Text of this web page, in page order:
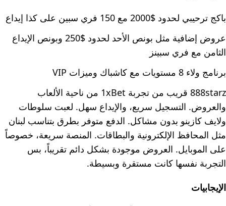
باكج ترحيبي لحدود $2000 مع 150 فري سبين على كذا إيداع
عروض إضافية مثل بونص الأحد لحدود $250 وبونص الإيداع
الثامن مع فري سبينز
برنامج ولاء 8 مستويات مع كاشباك وميزات VIP
888starz قريب من تجربة 1xBet من ناحية الألعاب
والعروض. التسجيل سريع، والإيداع سهل. لعبت سلوطات
ولايف كازينو بدون مشاكل. الدفع متوفر بطرق بتناسب لبنان
مثل المحافظ الإلكترونية والبطاقات. المنصة سريعة، خصوصاً
على الموبايل. العروض موجودة بشكل دائم تقريباً، بس
التجربة نفسها كانت مستقرة وبسيطة.
الإيجابيات